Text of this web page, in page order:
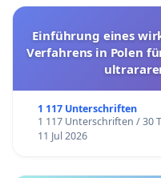
Einführung eines
Verfahrens in Polen
1 117 Unterschriften
1 117 Unterschriften / 30
11 Jul 2026